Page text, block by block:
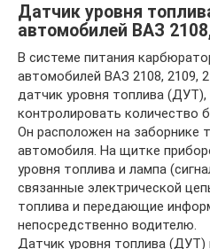
Датчик уровня
автомобилей ВАЗ
В системе питания
автомобилей ВАЗ 2108, 2109,
датчик уровня топлива (ДУТ),
контролировать количество
Он расположен на заборнике
автомобиля. На щитке
уровня топлива и лампа
связанные электрической
топлива и передающие
непосредственно водителю.
Датчик уровня топлива (ДУТ)